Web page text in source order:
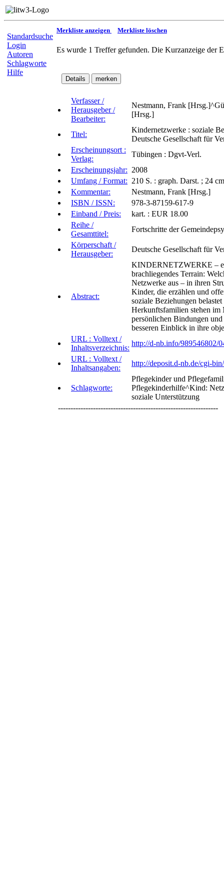
Standardsuche
Login
Autoren
Schlagworte
Hilfe
Merkliste anzeigen Merkliste löschen
Es wurde 1 Treffer gefunden. Die Kurzanzeige der
Verfasser /
Herausgeber /
Bearbeiter:
Nestmann, Frank
[Hrsg.]
Titel:
Kindernetzwerke : soziale
Deutsche Gesellschaft für
Erscheinungsort :
Verlag:
Tübingen : Dgvt-Verl.
Erscheinungsjahr: 2008
Umfang / Format: 210 S. : graph. Darst. ; 24 cm
Kommentar:
Nestmann, Frank [Hrsg.]
ISBN / ISSN:
978-3-87159-617-9
Einband / Preis:
kart. : EUR 18.00
Reihe /
Gesamttitel:
Fortschritte der
Körperschaft /
Herausgeber:
Deutsche Gesellschaft für
Abstract:
KINDERNETZWERKE –
brachliegendes Terrain:
Netzwerke aus – in ihren
Kinder, die erzählen und
soziale Beziehungen
Herkunftsfamilien stehen im
persönlichen Bindungen
besseren Einblick in ihre
URL : Volltext /
Inhaltsverzeichnis:
http://d-nb.info/989546802/
URL : Volltext /
Inhaltsangaben:
http://deposit.d-nb.de/cgi-
Schlagworte:
Pflegekinder und
Pflegekinderhilfe^Kind:
soziale Unterstützung
----------------------------------------------------------------